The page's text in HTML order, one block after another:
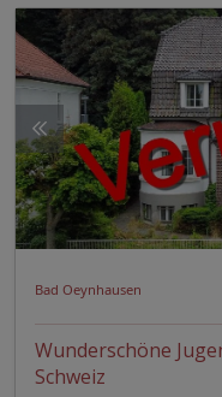
Bad Oeynhausen
Wunderschöne
Schweiz